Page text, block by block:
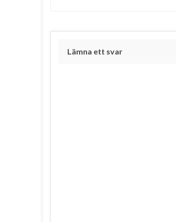
Lämna ett svar